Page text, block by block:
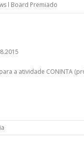
l Board Premiado
a atividade CONINTA